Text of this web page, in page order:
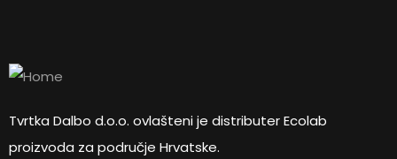
Tvrtka Dalbo d.o.o. ovlašteni je distributer Ecolab
proizvoda za područje Hrvatske.